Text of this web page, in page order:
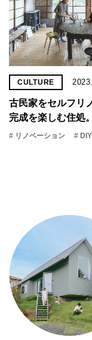
CULTURE
古民家をセルフリ
完成を楽しむ住処。
# リノベーション # DIY